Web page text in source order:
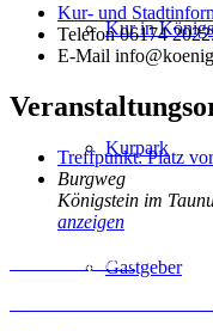
Kur in
Kurpark
Gastgeber
Kur- und
Telefon06174
E-Mail
Treffpunkt: Platz
Burgweg
Königstein im
anzeigen
Inhalt entsperren